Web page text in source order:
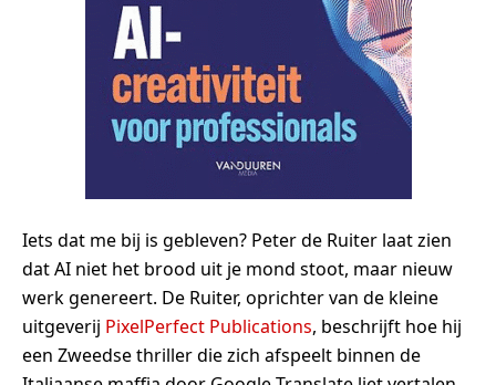
Iets dat me bij is gebleven? Peter de Ruiter laat zien
dat AI niet het brood uit je mond stoot, maar nieuw
werk genereert. De Ruiter, oprichter van de kleine
uitgeverij PixelPerfect Publications, beschrijft hoe hij
een Zweedse thriller die zich afspeelt binnen de